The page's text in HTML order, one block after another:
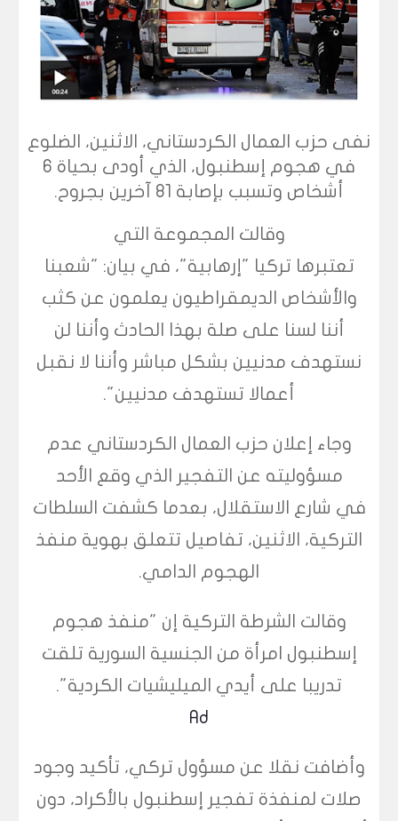
نفى حزب العمال الكردستاني، الاثنين، الضلوع
في هجوم إسطنبول، الذي أودى بحياة 6
أشخاص وتسبب بإصابة 81 آخرين بجروح.
وقالت المجموعة التي
تعتبرها تركيا "إرهابية"، في بيان: "شعبنا
والأشخاص الديمقراطيون يعلمون عن كثب
أننا لسنا على صلة بهذا الحادث وأننا لن
نستهدف مدنيين بشكل مباشر وأننا لا نقبل
أعمالا تستهدف مدنيين".
وجاء إعلان حزب العمال الكردستاني عدم
مسؤوليته عن التفجير الذي وقع الأحد
في شارع الاستقلال، بعدما كشفت السلطات
التركية، الاثنين، تفاصيل تتعلق بهوية منفذ
الهجوم الدامي.
وقالت الشرطة التركية إن "منفذ هجوم
إسطنبول امرأة من الجنسية السورية تلقت
تدريبا على أيدي الميليشيات الكردية".
Ad
وأضافت نقلا عن مسؤول تركي، تأكيد وجود
صلات لمنفذة تفجير إسطنبول بالأكراد، دون